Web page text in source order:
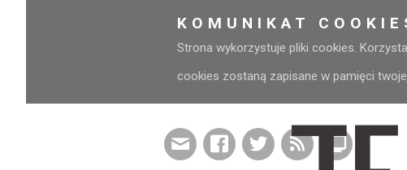
KOMUNIKAT
Strona wykorzystuje pliki cookies.
cookies zostaną zapisane w pamięci